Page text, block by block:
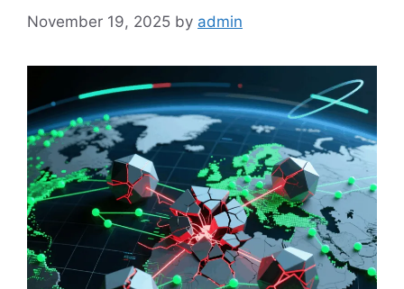
November 19, 2025 by admin